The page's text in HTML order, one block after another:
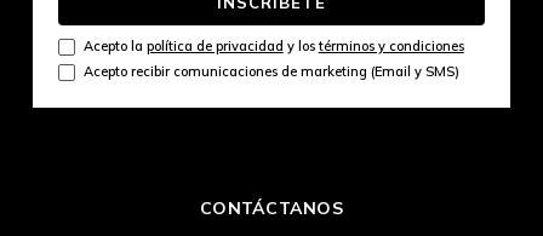
Acepto la política de privacidad y lostérminos y condiciones
Acepto recibir comunicaciones de marketing (Email y SMS)
CONTÁCTANOS